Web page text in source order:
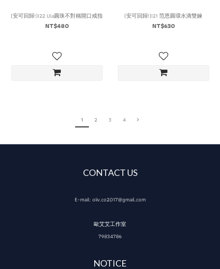
(安可回歸!)I22 Ula圓珠不對稱開口戒指
NT$480
(安可回歸!)I21 范恩圓環水滴雙鍊
NT$630
1 2 3 4
CONTACT US
E-mail: oiiv.co2017@gmail.com
歐艾艾工作室
79834786
NOTICE